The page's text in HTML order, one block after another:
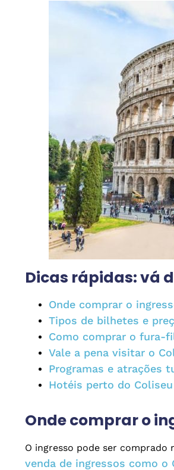
Dicas rápidas: vá
Onde comprar o
Tipos de bilhetes e
Como comprar o fura-
Vale a pena visitar o
Programas e atrações
Hotéis perto do Coliseu
Onde comprar o
O ingresso pode ser comprado
venda de ingressos como o